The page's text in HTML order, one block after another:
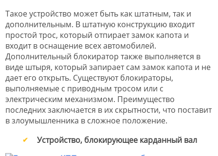
Такое устройство может быть как штатным, так и
дополнительным. В штатную конструкцию входит
простой трос, который отпирает замок капота и
входит в оснащение всех автомобилей.
Дополнительный блокиратор также выполняется в
виде штыря, который запирает сам замок капота и не
дает его открыть. Существуют блокираторы,
выполняемые с приводным тросом или с
электрическим механизмом. Преимущество
последних заключается в их скрытности, что поставит
в злоумышленника в сложное положение.
Устройство, блокирующее карданный вал